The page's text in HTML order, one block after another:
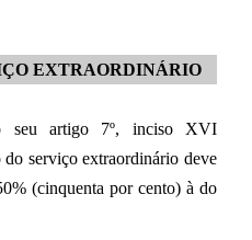
EXTRAORDINÁRIO
seu artigo 7º, inciso XVI
do serviço extraordinário deve
(cinquenta por cento) à do